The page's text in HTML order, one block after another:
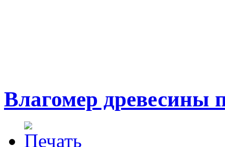
Влагомер древесины